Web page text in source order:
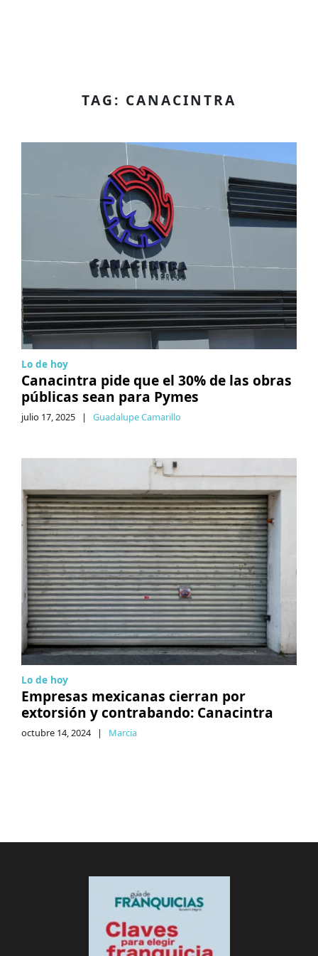
TAG: CANACINTRA
Lo de hoy
Canacintra pide que el 30% de las obras
públicas sean para Pymes
julio 17, 2025 | Guadalupe Camarillo
Lo de hoy
Empresas mexicanas cierran por
extorsión y contrabando: Canacintra
octubre 14, 2024 | Marcia